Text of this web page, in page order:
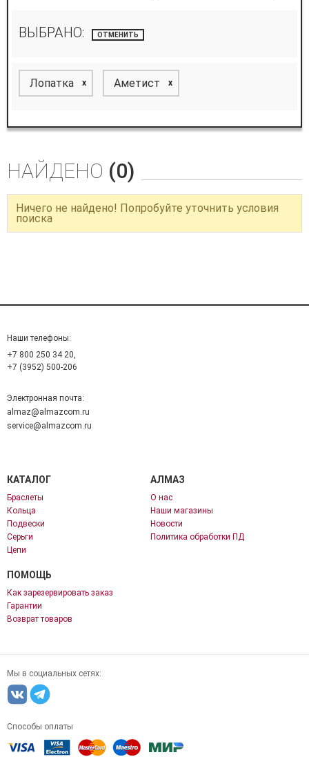
ВЫБРАНО: ОТМЕНИТЬ
Лопатка x Аметист x
НАЙДЕНО (0)
Ничего не найдено! Попробуйте уточнить условия
поиска
Наши телефоны:
+7 800 250 34 20,
+7 (3952) 500-206
Электронная почта:
almaz@almazcom.ru
service@almazcom.ru
КАТАЛОГ
Браслеты
Кольца
Подвески
Серьги
Цепи
АЛМАЗ
О нас
Наши магазины
Новости
Политика обработки ПД
ПОМОЩЬ
Как зарезервировать заказ
Гарантии
Возврат товаров
Мы в социальных сетях:
Способы оплаты